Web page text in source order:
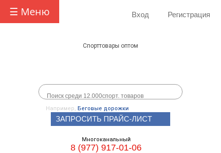
☰ Меню Вход Регистрация
Спорттовары оптом
Например, Беговые дорожки
ЗАПРОСИТЬ ПРАЙС-ЛИСТ
Многоканальный
8 (977) 917-01-06